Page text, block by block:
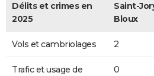
Délits et crimes en
2025
Saint-
Bloux
Vols et cambriolages 2
Trafic et usage de
0